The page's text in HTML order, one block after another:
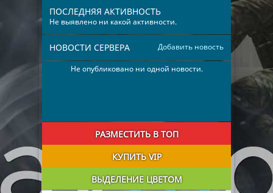
ПОСЛЕДНЯЯ АКТИВНОСТЬ
Не выявлено ни какой активности.
Добавить новость
НОВОСТИ СЕРВЕРА
Не опубликовано ни одной новости.
РАЗМЕСТИТЬ В ТОП
КУПИТЬ VIP
ВЫДЕЛЕНИЕ ЦВЕТОМ